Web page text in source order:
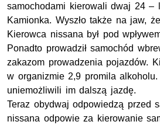
samochodami kierowali dwaj 24 –
Kamionka. Wyszło także na jaw,
Kierowca nissana był pod
Ponadto prowadził samochód
zakazom prowadzenia pojazdów.
w organizmie 2,9 promila
uniemożliwili im dalszą jazdę.
Teraz obydwaj odpowiedzą przed
nissana odpowie za kierowanie